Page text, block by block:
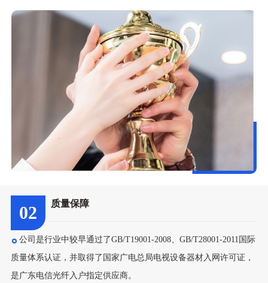
02 质量保障
公司是行业中较早通过了GB/T19001-2008、GB/T28001-2011国际
质量体系认证，并取得了国家广电总局电视设备器材入网许可证，
是广东电信光纤入户指定供应商。